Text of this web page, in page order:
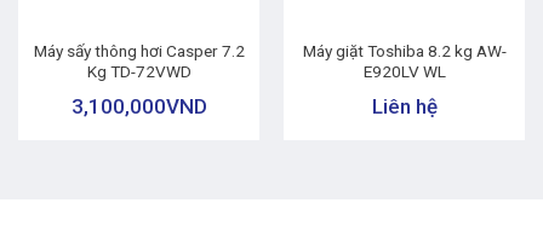
Máy sấy thông hơi Casper 7.2
Kg TD-72VWD
3,100,000VND
Máy giặt Toshiba 8.2 kg AW-
E920LV WL
Liên hệ